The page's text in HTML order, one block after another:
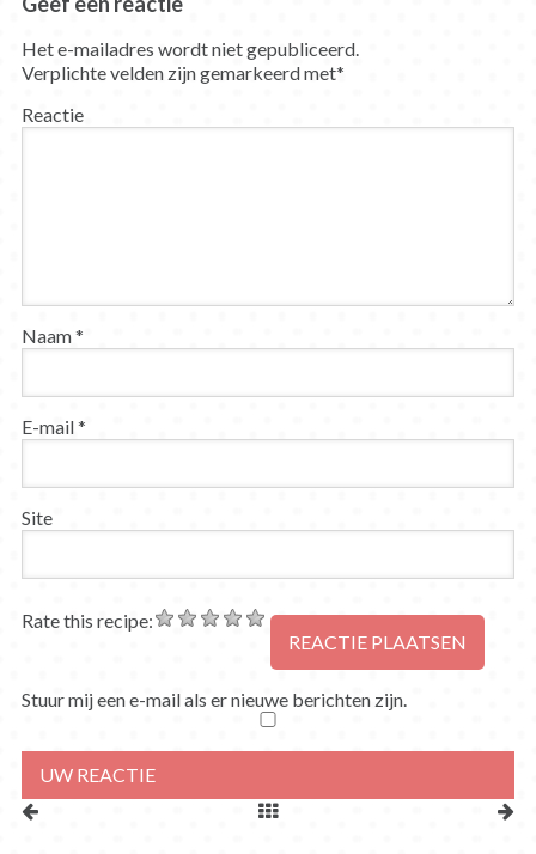
Het e-mailadres wordt niet gepubliceerd.
Verplichte velden zijn gemarkeerd met*
Reactie
Naam*
E-mail*
Site
Rate this recipe:
Stuur mij een e-mail als er nieuwe berichten zijn.